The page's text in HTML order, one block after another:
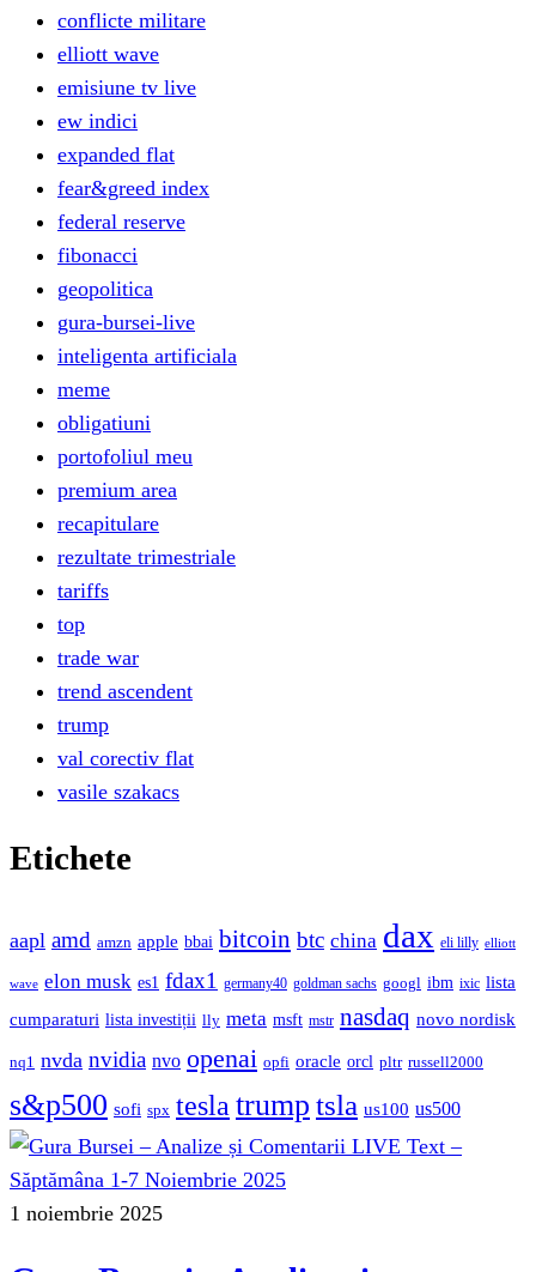
conflicte militare
elliott wave
emisiune tv live
ew indici
expanded flat
fear&greed index
federal reserve
fibonacci
geopolitica
gura-bursei-live
inteligenta artificiala
meme
obligatiuni
portofoliul meu
premium area
recapitulare
rezultate trimestriale
tariffs
top
trade war
trend ascendent
trump
val corectiv flat
vasile szakacs
Etichete
aapl amd amzn apple bbai bitcoin btc china dax eli lilly elliott
wave elon musk es1 fdax1 germany40 goldman sachs googl ibm ixic lista
cumparaturi lista investiții lly meta msft mstr nasdaq novo nordisk
nq1 nvda nvidia nvo openai opfi oracle orcl pltr russell2000
s&p500 sofi spx tesla trump tsla us100 us500
1 noiembrie 2025